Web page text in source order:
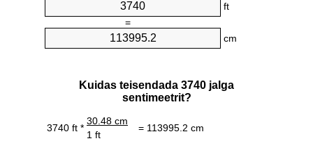
ft
=
cm
Kuidas teisendada 3740 jalga
sentimeetrit?
3740 ft *
30.48 cm
= 113995.2 cm
1 ft